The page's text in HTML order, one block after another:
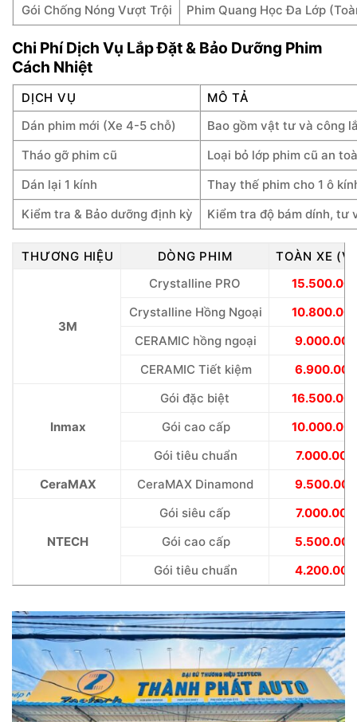
Gói Chống Nóng Vượt Trội
Phim Quang Học Đa Lớp
Chi Phí Dịch Vụ Lắp Đặt & Bảo Dưỡng Phim
Cách Nhiệt
DỊCH VỤ
MÔ TẢ
Dán phim mới (Xe 4-5 chỗ)
Bao gồm vật tư và công
Tháo gỡ phim cũ
Loại bỏ lớp phim cũ an
Dán lại 1 kính
Thay thế phim cho 1 ô
Kiểm tra & Bảo dưỡng định kỳ
Kiểm tra độ bám dính, tư
THƯƠNG HIỆU DÒNG PHIM TOÀN XE
3M
Crystalline PRO
Crystalline Hồng Ngoại
CERAMIC hồng ngoại
9.000.000
CERAMIC Tiết kiệm
6.900.000
Inmax
Gói đặc biệt
Gói cao cấp
Gói tiêu chuẩn
7.000.000
CeraMAX
CeraMAX Dinamond 9.500.000
NTECH
Gói siêu cấp
7.000.000
Gói cao cấp
5.500.000
Gói tiêu chuẩn
4.200.000